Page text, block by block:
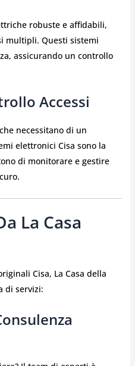
robuste e affidabili,
multipli. Questi sistemi
assicurando un controllo
Accessi
necessitano di un
elettronici Cisa sono la
di monitorare e gestire
La Casa
Cisa, La Casa della
di servizi: